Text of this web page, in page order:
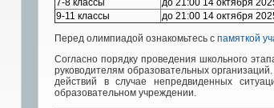
7-8 классы
до 21:00 14 октября
9-11 классы
до 21:00 14 октября
Перед олимпиадой ознакомьтесь с памяткой
Согласно порядку проведения школьного
руководителям образовательных
действий в случае непредвиденных
образовательном учреждении.